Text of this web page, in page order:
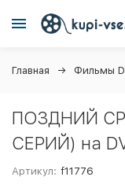
Главная Фильмы
ПОЗДНИЙ
СЕРИЙ) на
Артикул: f11776